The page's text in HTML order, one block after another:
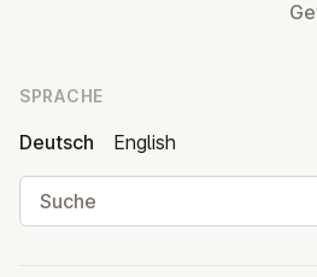
SPRACHE
Deutsch
English
Suche